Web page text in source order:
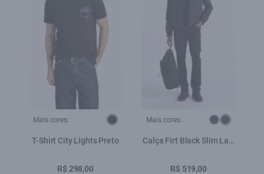
Mais cores:
T-Shirt City Lights Preto
R$ 298,00
Mais cores:
Calça Firt Black Slim Lav.
R$ 519,00